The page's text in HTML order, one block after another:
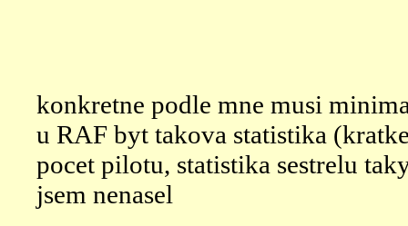
konkretne podle mne musi
u RAF byt takova statistika
pocet pilotu, statistika sestrelu
jsem nenasel